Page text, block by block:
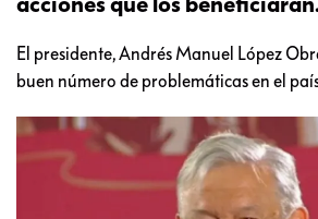
El presidente, Andrés Manuel López
buen número de problemáticas en el